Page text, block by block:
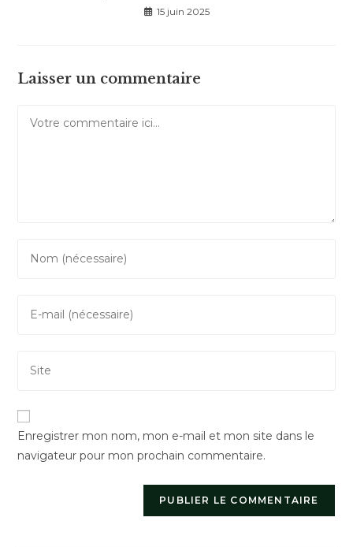
15 juin 2025
Laisser un commentaire
comment
address
votre
site
(facultatif)
Enregistrer mon nom, mon e-mail et mon site dans le
navigateur pour mon prochain commentaire.